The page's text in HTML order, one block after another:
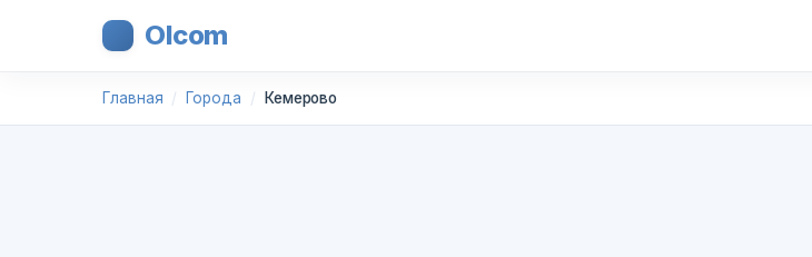
Olcom
Главная Города Кемерово